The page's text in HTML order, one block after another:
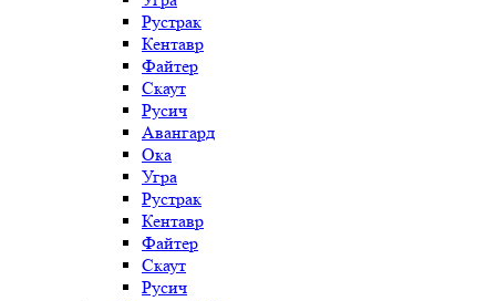
Рустрак
Кентавр
Файтер
Скаут
Русич
Авангард
Ока
Угра
Рустрак
Кентавр
Файтер
Скаут
Русич